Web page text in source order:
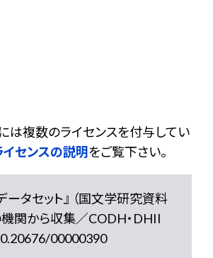
は複数のライセンスを付与してい
イセンスの説明をご覧下さい。
ータセット』 （国文学研究資料
関から収集／CODH・DHII
00000390